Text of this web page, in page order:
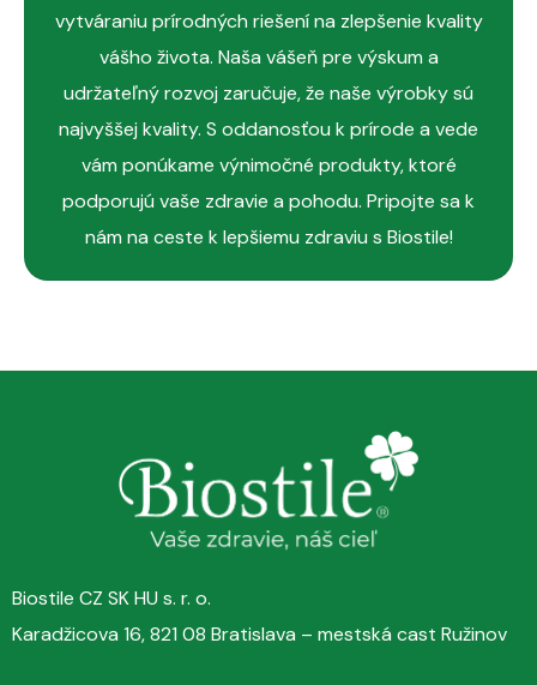
vytváraniu prírodných riešení na zlepšenie kvality
vášho života. Naša vášeň pre výskum a
udržateľný rozvoj zaručuje, že naše výrobky sú
najvyššej kvality. S oddanosťou k prírode a vede
vám ponúkame výnimočné produkty, ktoré
podporujú vaše zdravie a pohodu. Pripojte sa k
nám na ceste k lepšiemu zdraviu s Biostile!
Biostile CZ SK HU s. r. o.
Karadžicova 16, 821 08 Bratislava – mestská cast Ružinov